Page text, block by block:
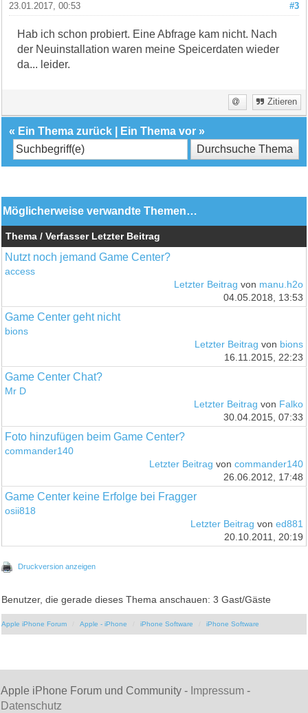
#3
23.01.2017, 00:53
Hab ich schon probiert. Eine Abfrage kam nicht. Nach
der Neuinstallation waren meine Speicerdaten wieder
da... leider.
Zitieren
« Ein Thema zurück Ein Thema vor »
Möglicherweise verwandte Themen…
Thema / Verfasser Letzter Beitrag
Nutzt noch jemand Game Center?
access
Letzter Beitrag von manu.h2o
04.05.2018, 13:53
Game Center geht nicht
bions
Letzter Beitrag von bions
16.11.2015, 22:23
Game Center Chat?
Mr D
Letzter Beitrag von Falko
30.04.2015, 07:33
Foto hinzufügen beim Game Center?
commander140
Letzter Beitrag von commander140
26.06.2012, 17:48
Game Center keine Erfolge bei Fragger
osii818
Letzter Beitrag von ed881
20.10.2011, 20:19
Druckversion anzeigen
Benutzer, die gerade dieses Thema anschauen: 3 Gast/Gäste
Apple iPhone Forum Apple - iPhone iPhone Software iPhone Software
Apple iPhone Forum und Community - Impressum -
Datenschutz